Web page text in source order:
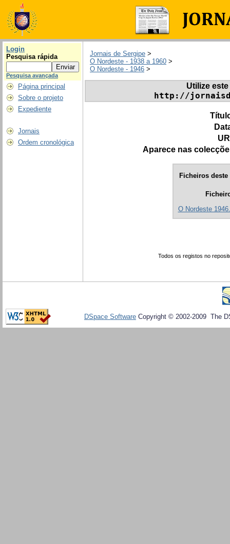
Login
Pesquisa rápida
Pesquisa avançada
Página principal
Sobre o projeto
Expediente
Jornais
Ordem cronológica
Jornais de Sergipe >
O Nordeste - 1938 a 1960 >
O Nordeste - 1946 >
Utilize
http://
Aparece nas
Ficheiros
O Nordeste
Todos os registos no
DSpace Software Copyright © 2002-2009 The